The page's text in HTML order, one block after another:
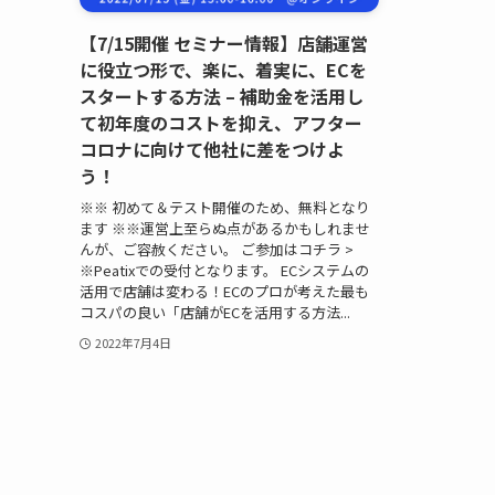
【7/15開催 セミナー情報】店舗運営
に役立つ形で、楽に、着実に、ECを
スタートする方法 – 補助金を活用し
て初年度のコストを抑え、アフター
コロナに向けて他社に差をつけよ
う！
※※ 初めて＆テスト開催のため、無料となり
ます ※※運営上至らぬ点があるかもしれませ
んが、ご容赦ください。 ご参加はコチラ >
※Peatixでの受付となります。 ECシステムの
活用で店舗は変わる！ECのプロが考えた最も
コスパの良い「店舗がECを活用する方法...
2022年7月4日